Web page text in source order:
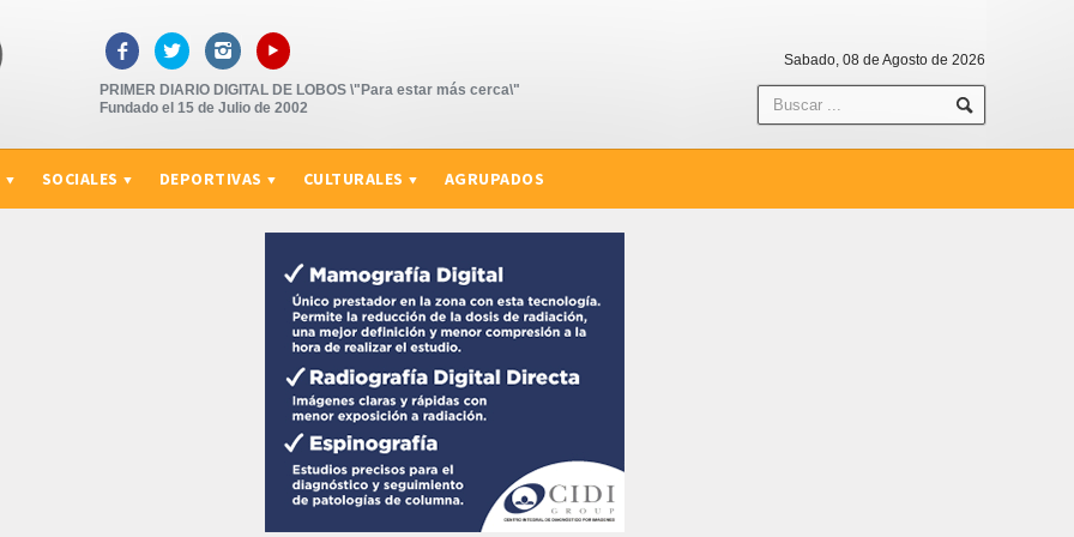
   ▸
PRIMER DIARIO DIGITAL DE LOBOS \"Para estar más cerca\"
Fundado el 15 de Julio de 2002
Sabado, 08 de Agosto de 2026
SOCIALES DEPORTIVAS CULTURALES AGRUPADOS